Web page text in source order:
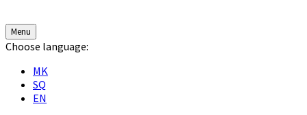
Menu
Choose language:
MK
SQ
EN